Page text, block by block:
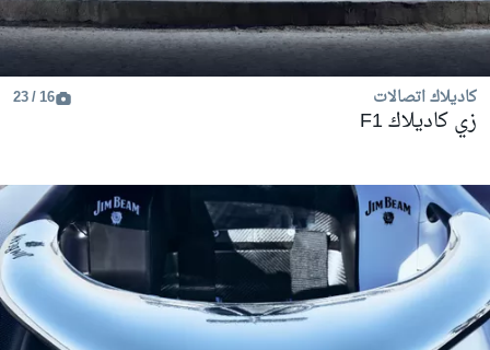
كاديلاك اتصالات 16 / 23
زي كاديلاك F1